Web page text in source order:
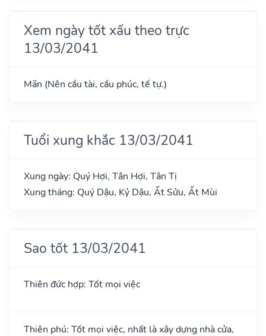
Xem ngày tốt xấu theo trực
13/03/2041
Mãn (Nên cầu tài, cầu phúc, tế tự.)
Tuổi xung khắc 13/03/2041
Xung ngày: Quý Hợi, Tân Hợi, Tân Tị
Xung tháng: Quý Dậu, Kỷ Dậu, Ất Sửu, Ất Mùi
Sao tốt 13/03/2041
Thiên đức hợp: Tốt mọi việc
Thiên phú: Tốt mọi việc, nhất là xây dựng nhà cửa,